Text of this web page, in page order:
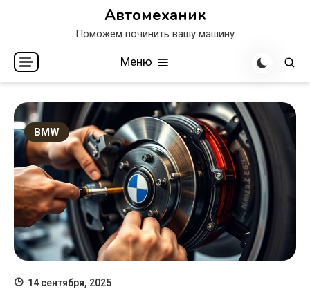
Автомеханик
Поможем починить вашу машину
Меню
BMW
14 сентября, 2025